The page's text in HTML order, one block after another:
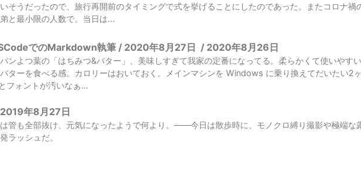
そうだったので、旅行再開前のタイミングで式を挙げることにしたのであった。またコロナ禍
と最小限の人数で。当日は...
でのMarkdown執筆 / 2020年8月27日 / 2020年8月26日
ンよつ葉の「はちみつ&バター」、美味しすぎて我家の定番になってる。柔らかくて使いやす
ターを食べる感。カロリーはおいておく。メインマシンを Windows に乗り換えてだいたい2ヶ
フォントが汚いなぁ...
2019年8月27日
管も全部抜け、元気になったようで何より。——今日は散歩時に、モノクロ縛り撮影や極端な
ラッシュだ。